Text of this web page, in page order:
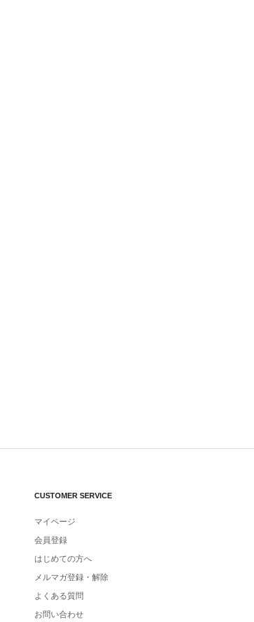
CUSTOMER SERVICE
マイページ
会員登録
はじめての方へ
メルマガ登録・解除
よくある質問
お問い合わせ